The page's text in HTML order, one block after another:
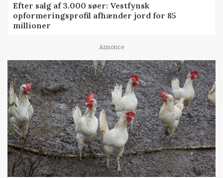
Efter salg af 3.000 søer: Vestfynsk
opformeringsprofil afhænder jord for 85
millioner
Annonce